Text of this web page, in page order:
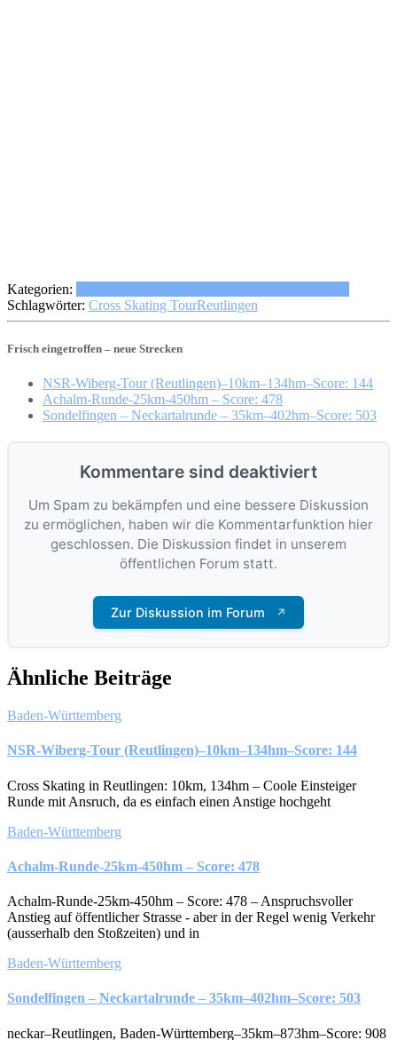
Kategorien:
Schlagwörter: Cross Skating TourReutlingen
Frisch eingetroffen – neue Strecken
NSR-Wiberg-Tour (Reutlingen)–10km–134hm–Score: 144
Achalm-Runde-25km-450hm – Score: 478
Sondelfingen – Neckartalrunde – 35km–402hm–Score: 503
Kommentare sind deaktiviert
Um Spam zu bekämpfen und eine bessere Diskussion
zu ermöglichen, haben wir die Kommentarfunktion hier
geschlossen. Die Diskussion findet in unserem
öffentlichen Forum statt.
Zur Diskussion im Forum ↗
Ähnliche Beiträge
Baden-Württemberg
NSR-Wiberg-Tour (Reutlingen)–10km–134hm–Score: 144
Cross Skating in Reutlingen: 10km, 134hm – Coole Einsteiger
Runde mit Ansruch, da es einfach einen Anstige hochgeht
Baden-Württemberg
Achalm-Runde-25km-450hm – Score: 478
Achalm-Runde-25km-450hm – Score: 478 – Anspruchsvoller
Anstieg auf öffentlicher Strasse - aber in der Regel wenig Verkehr
(ausserhalb den Stoßzeiten) und in
Baden-Württemberg
Sondelfingen – Neckartalrunde – 35km–402hm–Score: 503
neckar–Reutlingen, Baden-Württemberg–35km–873hm–Score: 908